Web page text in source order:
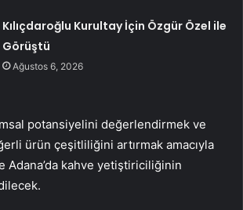
Kılıçdaroğlu Kurultay İçin Özgür Özel ile
Görüştü
Ağustos 6, 2026
potansiyelini değerlendirmek ve
ürün çeşitliliğini artırmak amacıyla
Adana’da kahve yetiştiriciliğinin